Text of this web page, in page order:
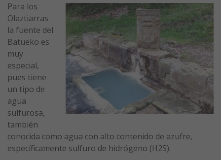
Para los
Olaztiarras
la fuente del
Batueko es
muy
especial,
pues tiene
un tipo de
agua
sulfurosa,
también
conocida como agua con alto contenido de azufre,
específicamente sulfuro de hidrógeno (H2S).